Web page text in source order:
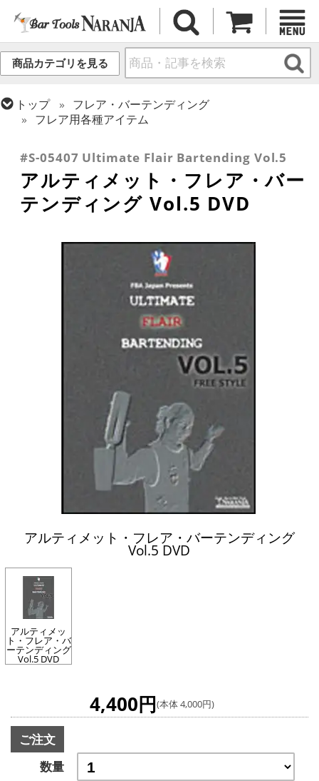
商品カテゴリを見る
トップ
フレア・バーテンディング
フレア用各種アイテム
#S-05407 Ultimate Flair Bartending Vol.5
アルティメット・フレア・バー
テンディング Vol.5 DVD
アルティメット・フレア・バーテンディング
Vol.5 DVD
アルティメッ
ト・フレア・バ
ーテンディング
Vol.5 DVD
4,400円(本体 4,000円)
ご注文
数量